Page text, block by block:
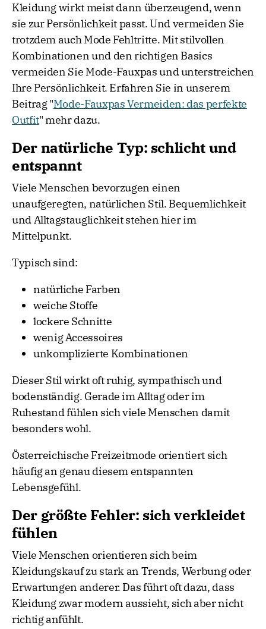
Kleidung wirkt meist dann überzeugend, wenn
sie zur Persönlichkeit passt. Und vermeiden Sie
trotzdem auch Mode Fehltritte. Mit stilvollen
Kombinationen und den richtigen Basics
vermeiden Sie Mode-Fauxpas und unterstreichen
Ihre Persönlichkeit. Erfahren Sie in unserem
Beitrag "Mode-Fauxpas Vermeiden: das perfekte
Outfit" mehr dazu.
Der natürliche Typ: schlicht und
entspannt
Viele Menschen bevorzugen einen
unaufgeregten, natürlichen Stil. Bequemlichkeit
und Alltagstauglichkeit stehen hier im
Mittelpunkt.
Typisch sind:
natürliche Farben
weiche Stoffe
lockere Schnitte
wenig Accessoires
unkomplizierte Kombinationen
Dieser Stil wirkt oft ruhig, sympathisch und
bodenständig. Gerade im Alltag oder im
Ruhestand fühlen sich viele Menschen damit
besonders wohl.
Österreichische Freizeitmode orientiert sich
häufig an genau diesem entspannten
Lebensgefühl.
Der größte Fehler: sich verkleidet
fühlen
Viele Menschen orientieren sich beim
Kleidungskauf zu stark an Trends, Werbung oder
Erwartungen anderer. Das führt oft dazu, dass
Kleidung zwar modern aussieht, sich aber nicht
richtig anfühlt.